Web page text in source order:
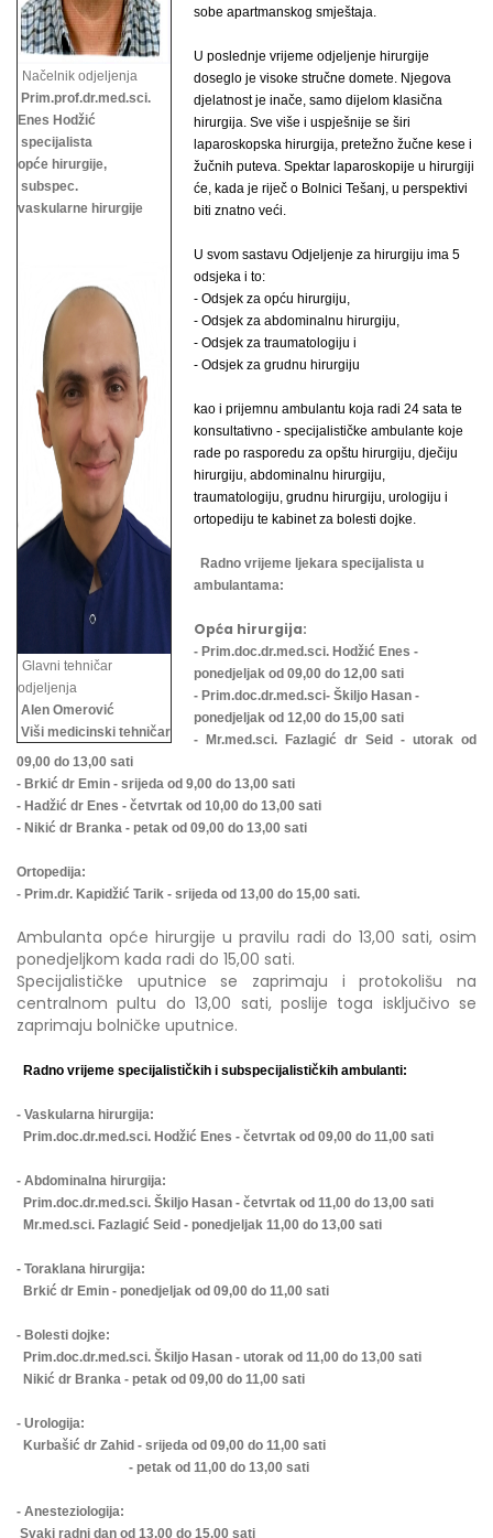
Načelnik odjeljenja
Prim.prof.dr.med.sci.
Enes Hodžić
specijalista
opće hirurgije,
subspec.
vaskularne hirurgije
Glavni tehničar
odjeljenja
Alen Omerović
Viši medicinski tehničar
sobe apartmanskog smještaja.
U poslednje vrijeme odjeljenje hirurgije
doseglo je visoke stručne domete. Njegova
djelatnost je inače, samo dijelom klasična
hirurgija. Sve više i uspješnije se širi
laparoskopska hirurgija, pretežno žučne kese i
žučnih puteva. Spektar laparoskopije u hirurgiji
će, kada je riječ o Bolnici Tešanj, u perspektivi
biti znatno veći.
U svom sastavu Odjeljenje za hirurgiju ima 5
odsjeka i to:
- Odsjek za opću hirurgiju,
- Odsjek za abdominalnu hirurgiju,
- Odsjek za traumatologiju i
- Odsjek za grudnu hirurgiju
kao i prijemnu ambulantu koja radi 24 sata te
konsultativno - specijalističke ambulante koje
rade po rasporedu za opštu hirurgiju, dječiju
hirurgiju, abdominalnu hirurgiju,
traumatologiju, grudnu hirurgiju, urologiju i
ortopediju te kabinet za bolesti dojke.
Radno vrijeme ljekara specijalista u
ambulantama:
Opća hirurgija:
- Prim.doc.dr.med.sci. Hodžić Enes -
ponedjeljak od 09,00 do 12,00 sati
- Prim.doc.dr.med.sci- Škiljo Hasan -
ponedjeljak od 12,00 do 15,00 sati
- Mr.med.sci. Fazlagić dr Seid - utorak od
09,00 do 13,00 sati
- Brkić dr Emin - srijeda od 9,00 do 13,00 sati
- Hadžić dr Enes - četvrtak od 10,00 do 13,00 sati
- Nikić dr Branka - petak od 09,00 do 13,00 sati
Ortopedija:
- Prim.dr. Kapidžić Tarik - srijeda od 13,00 do 15,00 sati.
Ambulanta opće hirurgije u pravilu radi do 13,00 sati, osim
ponedjeljkom kada radi do 15,00 sati.
Specijalističke uputnice se zaprimaju i protokolišu na
centralnom pultu do 13,00 sati, poslije toga isključivo se
zaprimaju bolničke uputnice.
Radno vrijeme specijalističkih i subspecijalističkih ambulanti:
- Vaskularna hirurgija:
Prim.doc.dr.med.sci. Hodžić Enes - četvrtak od 09,00 do 11,00 sati
- Abdominalna hirurgija:
Prim.doc.dr.med.sci. Škiljo Hasan - četvrtak od 11,00 do 13,00 sati
Mr.med.sci. Fazlagić Seid - ponedjeljak 11,00 do 13,00 sati
- Toraklana hirurgija:
Brkić dr Emin - ponedjeljak od 09,00 do 11,00 sati
- Bolesti dojke:
Prim.doc.dr.med.sci. Škiljo Hasan - utorak od 11,00 do 13,00 sati
Nikić dr Branka - petak od 09,00 do 11,00 sati
- Urologija:
Kurbašić dr Zahid - srijeda od 09,00 do 11,00 sati
- petak od 11,00 do 13,00 sati
- Anesteziologija:
Svaki radni dan od 13,00 do 15,00 sati